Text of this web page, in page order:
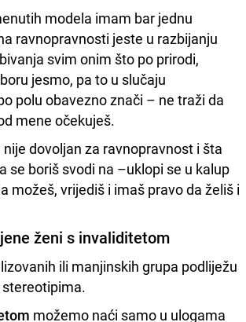
modela imam bar jednu
ravnopravnosti jeste u razbijanju
svim onim što po prirodi,
jesmo, pa to u slučaju
polu obavezno znači – ne traži da
mene očekuješ.
dovoljan za ravnopravnost i šta
se boriš svodi na –uklopi se u kalup
možeš, vrijediš i imaš pravo da želiš i
ženi s invaliditetom
ili manjinskih grupa podliježu
možemo naći samo u ulogama